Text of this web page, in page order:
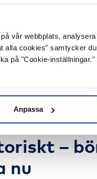
vår webbplats,
alla cookies" samtycker
på "Cookie-
Anpassa
av SBC du med!
–
nu